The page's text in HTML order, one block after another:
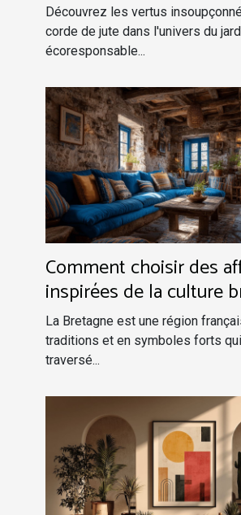
Découvrez les vertus
corde de jute dans l'univers du
écoresponsable...
Comment choisir des
inspirées de la culture
pour votre intérieur
La Bretagne est une région
traditions et en symboles forts
traversé...